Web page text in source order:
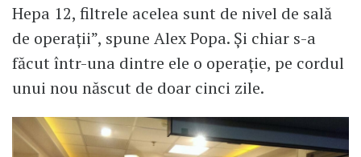
Hepa 12, filtrele acelea sunt de nivel de sală
de operații”, spune Alex Popa. Și chiar s-a
făcut într-una dintre ele o operație, pe cordul
unui nou născut de doar cinci zile.